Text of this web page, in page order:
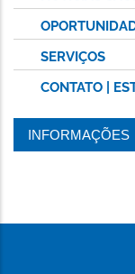
SERVIÇOS
CONTATO |
INFORMAÇÕES